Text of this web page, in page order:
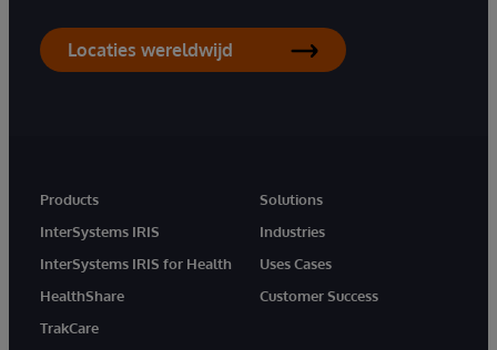
Locaties wereldwijd
Products
InterSystems IRIS
InterSystems IRIS for Health
HealthShare
TrakCare
Solutions
Industries
Uses Cases
Customer Success